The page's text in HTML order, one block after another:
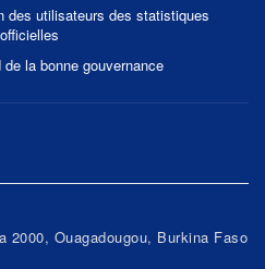
des utilisateurs des statistiques
officielles
de la bonne gouvernance
2000, Ouagadougou, Burkina Faso